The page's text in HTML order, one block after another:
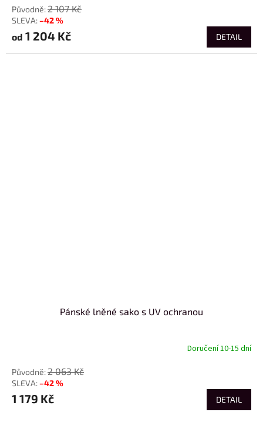
2 107 Kč
–42 %
od 1 204 Kč DETAIL
Pánské lněné sako s UV ochranou
Doručení 10-15 dní
2 063 Kč
–42 %
1 179 Kč DETAIL